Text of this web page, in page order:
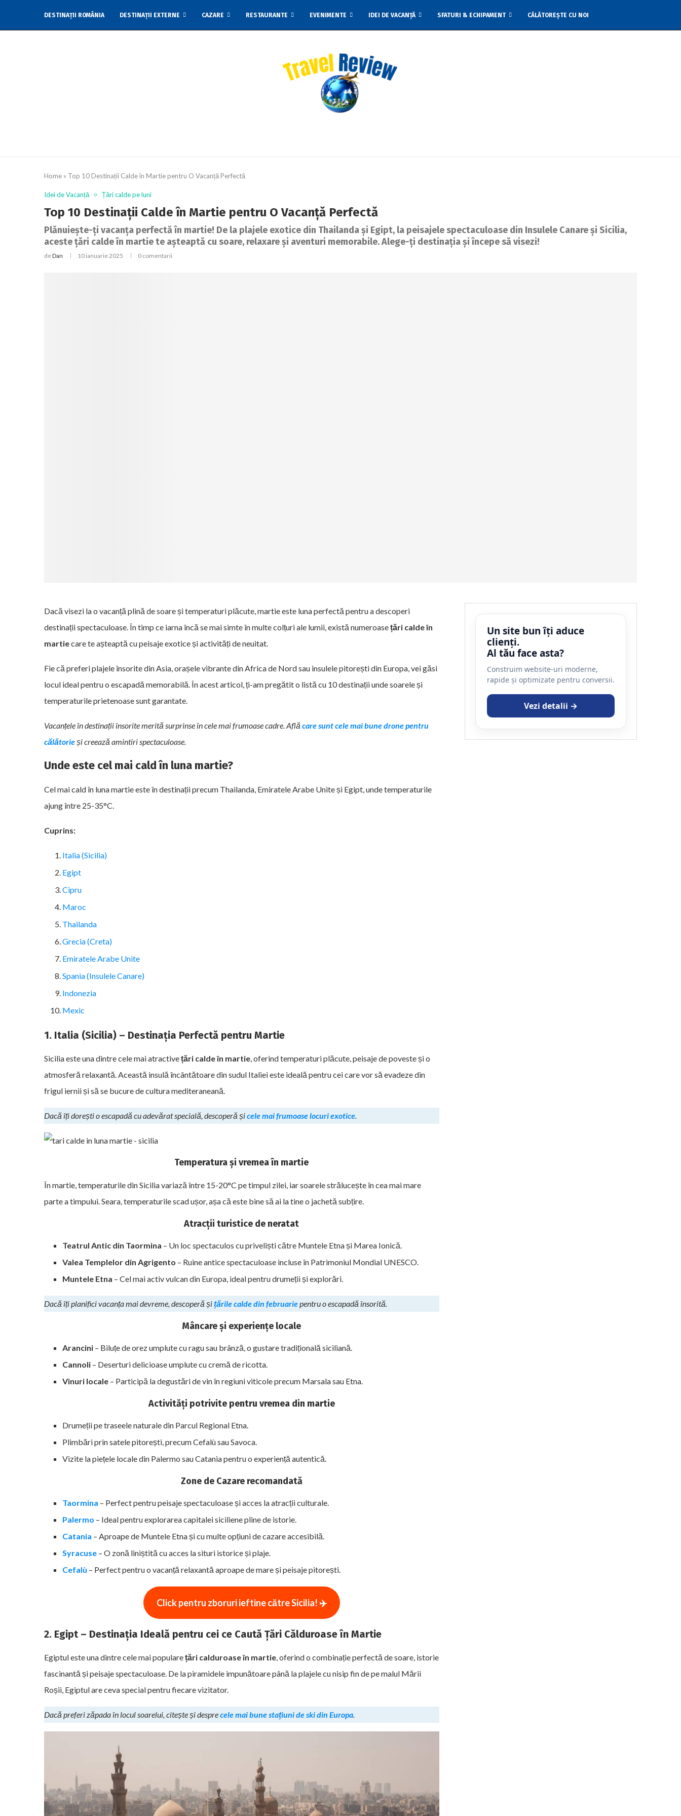
DESTINAȚII ROMÂNIA DESTINAȚII EXTERNE CAZARE RESTAURANTE EVENIMENTE IDEI DE VACANȚĂ SFATURI & ECHIPAMENT CĂLĂTOREȘTE CU NOI
Home » Top 10 Destinații Calde în Martie pentru O Vacanță Perfectă
Idei de Vacanță Țări calde pe luni
Top 10 Destinații Calde în Martie pentru O Vacanță Perfectă
Plănuiește-ți vacanța perfectă în martie! De la plajele exotice din Thailanda și Egipt, la peisajele spectaculoase din Insulele Canare și Sicilia,
aceste țări calde în martie te așteaptă cu soare, relaxare și aventuri memorabile. Alege-ți destinația și începe să visezi!
deDan 10 ianuarie 2025 0 comentarii
Dacă visezi la o vacanță plină de soare și temperaturi plăcute, martie este luna perfectă pentru a descoperi
destinații spectaculoase. În timp ce iarna încă se mai simte în multe colțuri ale lumii, există numeroasețări calde în
martiecare te așteaptă cu peisaje exotice și activități de neuitat.
Fie că preferi plajele însorite din Asia, orașele vibrante din Africa de Nord sau insulele pitorești din Europa, vei găsi
locul ideal pentru o escapadă memorabilă. În acest articol, ți-am pregătit o listă cu 10 destinații unde soarele și
temperaturile prietenoase sunt garantate.
Vacanțele în destinații însorite merită surprinse în cele mai frumoase cadre. Află care sunt cele mai bune drone pentru
călătorieși creează amintiri spectaculoase.
Unde este cel mai cald în luna martie?
Cel mai cald în luna martie este în destinații precum Thailanda, Emiratele Arabe Unite și Egipt, unde temperaturile
ajung între 25-35°C.
Cuprins:
Italia (Sicilia)
Egipt
Cipru
Maroc
Thailanda
Grecia (Creta)
Emiratele Arabe Unite
Spania (Insulele Canare)
Indonezia
Mexic
1. Italia (Sicilia) – Destinația Perfectă pentru Martie
Sicilia este una dintre cele mai atractivețări calde în martie, oferind temperaturi plăcute, peisaje de poveste și o
atmosferă relaxantă. Această insulă încântătoare din sudul Italiei este ideală pentru cei care vor să evadeze din
frigul iernii și să se bucure de cultura mediteraneană.
Dacă îți dorești o escapadă cu adevărat specială, descoperă șicele mai frumoase locuri exotice.
Temperatura și vremea în martie
În martie, temperaturile din Sicilia variază între 15-20°C pe timpul zilei, iar soarele strălucește în cea mai mare
parte a timpului. Seara, temperaturile scad ușor, așa că este bine să ai la tine o jachetă subțire.
Atracții turistice de neratat
Teatrul Antic din Taormina – Un loc spectaculos cu priveliști către Muntele Etna și Marea Ionică.
Valea Templelor din Agrigento – Ruine antice spectaculoase incluse în Patrimoniul Mondial UNESCO.
Muntele Etna – Cel mai activ vulcan din Europa, ideal pentru drumeții și explorări.
Dacă îți planifici vacanța mai devreme, descoperă șițările calde din februariepentru o escapadă însorită.
Mâncare și experiențe locale
Arancini – Biluțe de orez umplute cu ragu sau brânză, o gustare tradițională siciliană.
Cannoli – Deserturi delicioase umplute cu cremă de ricotta.
Vinuri locale – Participă la degustări de vin în regiuni viticole precum Marsala sau Etna.
Activități potrivite pentru vremea din martie
Drumeții pe traseele naturale din Parcul Regional Etna.
Plimbări prin satele pitorești, precum Cefalù sau Savoca.
Vizite la piețele locale din Palermo sau Catania pentru o experiență autentică.
Zone de Cazare recomandată
Taormina – Perfect pentru peisaje spectaculoase și acces la atracții culturale.
Palermo – Ideal pentru explorarea capitalei siciliene pline de istorie.
Catania – Aproape de Muntele Etna și cu multe opțiuni de cazare accesibilă.
Syracuse – O zonă liniștită cu acces la situri istorice și plaje.
Cefalù – Perfect pentru o vacanță relaxantă aproape de mare și peisaje pitorești.
Click pentru zboruri ieftine către Sicilia! ✈️
2. Egipt – Destinația Ideală pentru cei ce Caută Țări Călduroase în Martie
Egiptul este una dintre cele mai popularețări calduroase în martie, oferind o combinație perfectă de soare, istorie
fascinantă și peisaje spectaculoase. De la piramidele impunătoare până la plajele cu nisip fin de pe malul Mării
Roșii, Egiptul are ceva special pentru fiecare vizitator.
Dacă preferi zăpada în locul soarelui, citește și desprecele mai bune stațiuni de ski din Europa.
Un site bun îți aduce
clienți.
Al tău face asta?
Construim website-uri moderne,
rapide și optimizate pentru conversii.
Vezi detalii →